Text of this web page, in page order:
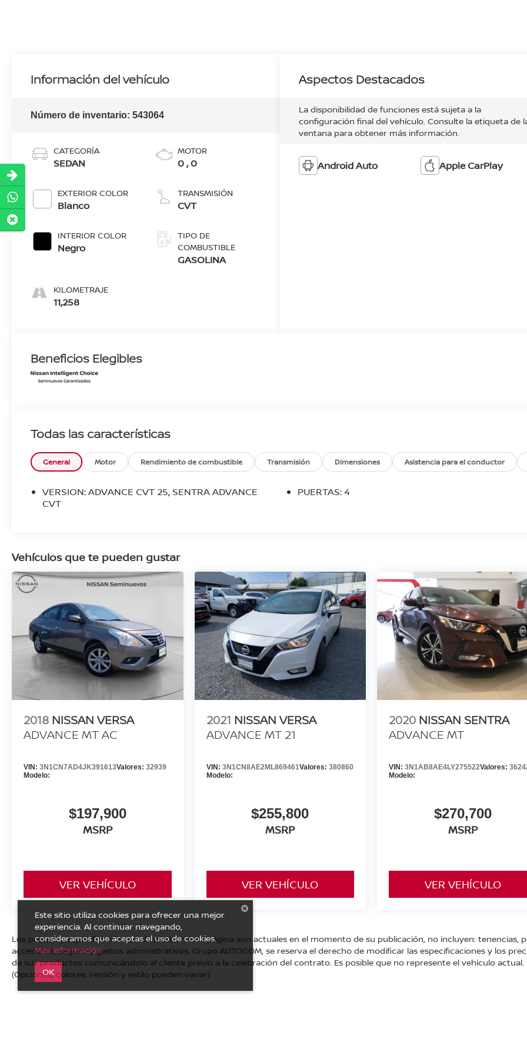
Información del vehículo
Número de inventario:543064
CATEGORÍA
SEDAN
EXTERIOR COLOR
Blanco
INTERIOR COLOR
Negro
KILOMETRAJE
11,258
MOTOR
0 , 0
TRANSMISIÓN
CVT
TIPO DE
COMBUSTIBLE
GASOLINA
Aspectos Destacados
La disponibilidad de funciones está sujeta a la
configuración final del vehículo. Consulte la etiqueta de
ventana para obtener más información.
Android Auto Apple CarPlay
Beneficios Elegibles
Todas las características
General Motor Rendimiento de combustible Transmisión Dimensiones Asistencia para el conductor
VERSION: ADVANCE CVT 25, SENTRA ADVANCE
CVT
PUERTAS: 4
Vehículos que te pueden gustar
2018 NISSAN VERSA
ADVANCE MT AC
VIN: 3N1CN7AD4JK391613Valores: 32939
Modelo:
$197,900
MSRP
VER VEHÍCULO
2021 NISSAN VERSA
ADVANCE MT 21
VIN: 3N1CN8AE2ML869461Valores: 380860
Modelo:
$255,800
MSRP
VER VEHÍCULO
2020 NISSAN SENTRA
ADVANCE MT
VIN:3N1AB8AE4LY275522Valores:
Modelo:
$270,700
MSRP
VER VEHÍCULO
Los precios y especificaciones indicados en esta página son actuales en el momento de su publicación, no incluyen: tenencias,
accesorios, seguro y gastos administrativos. Grupo AUTOCOM, se reserva el derecho de modificar las especificaciones y los
de sus productos comunicándolo al cliente previo a la celebración del contrato. Es posible que no represente el vehículo actual.
(Opciones, colores, versión y estilo pueden variar).
Este sitio utiliza cookies para ofrecer una mejor
experiencia. Al continuar navegando,
consideramos que aceptas el uso de cookies.
Más información
OK